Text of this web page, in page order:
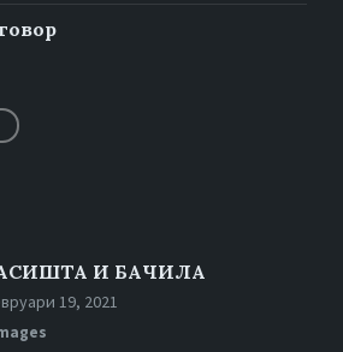
И БАЧИЛА
19, 2021